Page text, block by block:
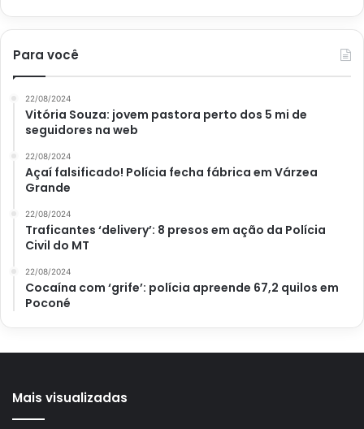
de ganhar.
Quem acertar 15 pontos, ganha o prêmio principal na
Lotofácil. Porém, também quem acerta de 11 a 14
números, tem uma chance de ganhar um determinado
valor, que muitas vezes é até interessante.
Como receber o prêmio
O ganhador da Lotofácil deve ir a uma agência da Caixa
Econômica Federal para receber o prêmio. Neste caso, é
obrigatório levar um documento original com foto e
também o bilhete premiado.
foto.
Para você
22/08/2024
Vitória Souza: jovem pastora perto dos 5 mi de
seguidores na web
22/08/2024
Açaí falsificado! Polícia fecha fábrica em Várzea
Grande
22/08/2024
Traficantes ‘delivery’: 8 presos em ação da Polícia
Civil do MT
22/08/2024
Cocaína com ‘grife’: polícia apreende 67,2 quilos em
Poconé
Mais visualizadas